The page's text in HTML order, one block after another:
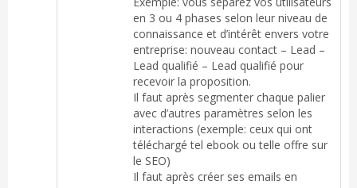
en 3 ou 4 phases selon leur niveau de
connaissance et d’intérêt envers votre
entreprise: nouveau contact – Lead –
Lead qualifié – Lead qualifié pour
recevoir la proposition.
Il faut après segmenter chaque palier
avec d’autres paramètres selon les
interactions (exemple: ceux qui ont
téléchargé tel ebook ou telle offre sur
le SEO)
Il faut après créer ses emails en